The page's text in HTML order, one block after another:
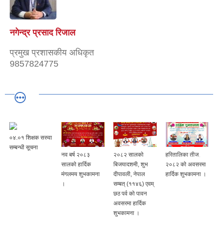
नगेन्द्र प्रसाद रिजाल
प्रमुख प्रशासकीय अधिकृत
9857824775
०४.०१ शिक्षक सरुवा
सम्बन्धी सूचना
नव बर्ष २०८३
सालको हार्दिक
मंगलमय शुभकामना
।
२०८२ सालको
बिजयादशमी, शुभ
दीपावली, नेपाल
सम्बत् (११४६) एवम्
छठ पर्व को पावन
अवसरमा हार्दिक
शुभकामना ।
हरितालिका तीज,
२०८२ को अवसरमा
हार्दिक शुभकामना ।